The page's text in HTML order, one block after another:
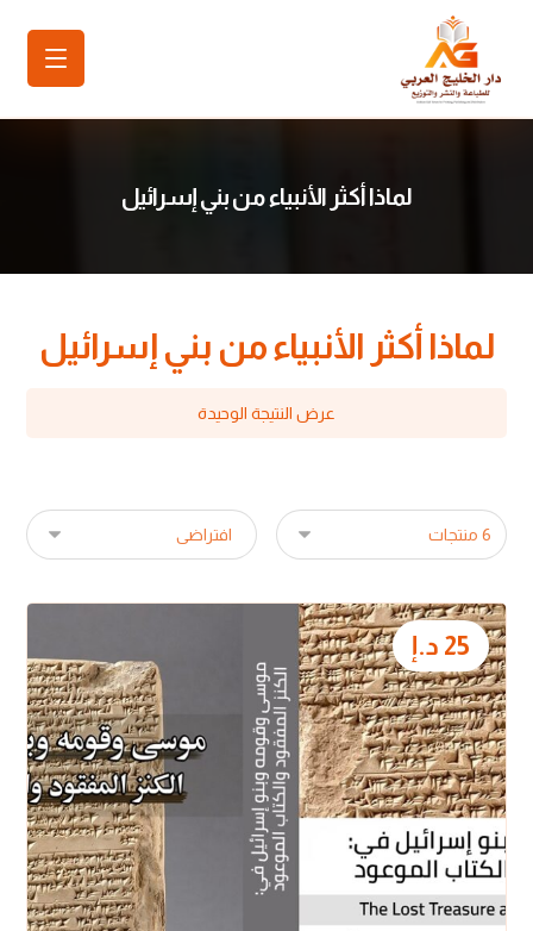
لماذا أكثر الأنبياء من بني إسرائيل
لماذا أكثر الأنبياء من بني إسرائيل
عرض النتيجة الوحيدة
25 د.إ